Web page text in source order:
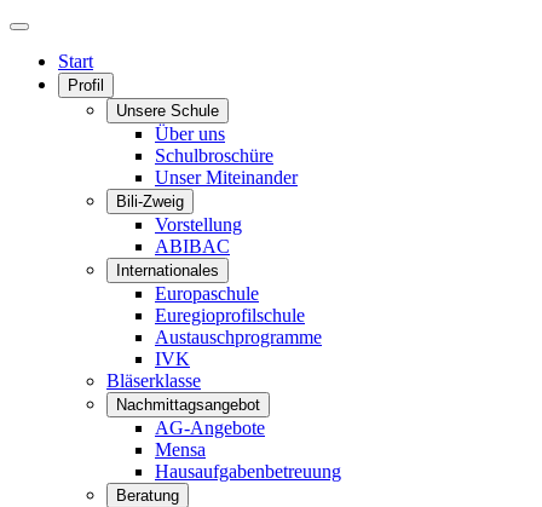
Start
Profil
Unsere Schule
Über uns
Schulbroschüre
Unser Miteinander
Bili-Zweig
Vorstellung
ABIBAC
Internationales
Europaschule
Euregioprofilschule
Austauschprogramme
IVK
Bläserklasse
Nachmittagsangebot
AG-Angebote
Mensa
Hausaufgabenbetreuung
Beratung